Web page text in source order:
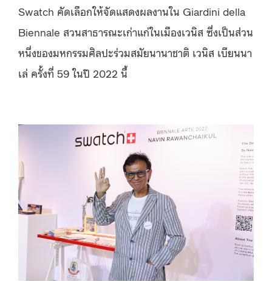
Swatch คัดเลือกให้จัดแสดงผลงานใน Giardini della
Biennale สวนสาธารณะเก่าแก่ในเมืองเวนิส ซึ่งเป็นส่วน
หนึ่งของมหกรรมศิลปะร่วมสมัยนานาชาติ เวนิส เบียนนา
เล่ ครั้งที่ 59 ในปี 2022 นี้